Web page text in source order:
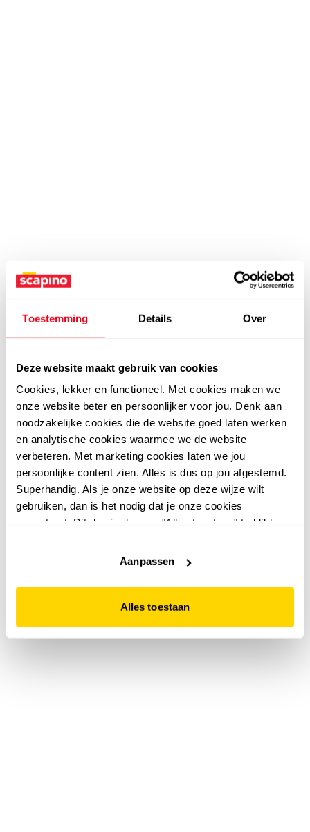
Toestemming Details Over
Deze website maakt gebruik van cookies
Cookies, lekker en functioneel. Met cookies maken we
onze website beter en persoonlijker voor jou. Denk aan
noodzakelijke cookies die de website goed laten werken
en analytische cookies waarmee we de website
verbeteren. Met marketing cookies laten we jou
persoonlijke content zien. Alles is dus op jou afgestemd.
Superhandig. Als je onze website op deze wijze wilt
gebruiken, dan is het nodig dat je onze cookies
accepteert. Dit doe je door op "Alles toestaan" te klikken.
website niet optimaal functioneert.
Aanpassen
Alles toestaan